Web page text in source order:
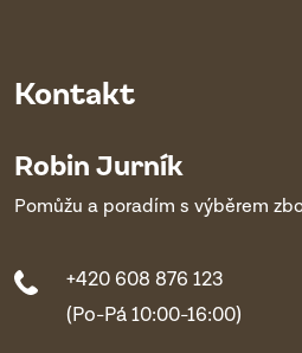
Kontakt
Robin Jurník
Pomůžu a poradím s výběrem
+420 608 876 123
(Po-Pá 10:00-16:00)